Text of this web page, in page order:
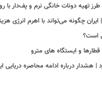
تهیه دونات خانگی نرم و پف‌دار با
ایران چگونه می‌تواند با اهرم انرژی‌
است؟
و ایستگاه های مترو
درباره ادامه محاصره دریایی